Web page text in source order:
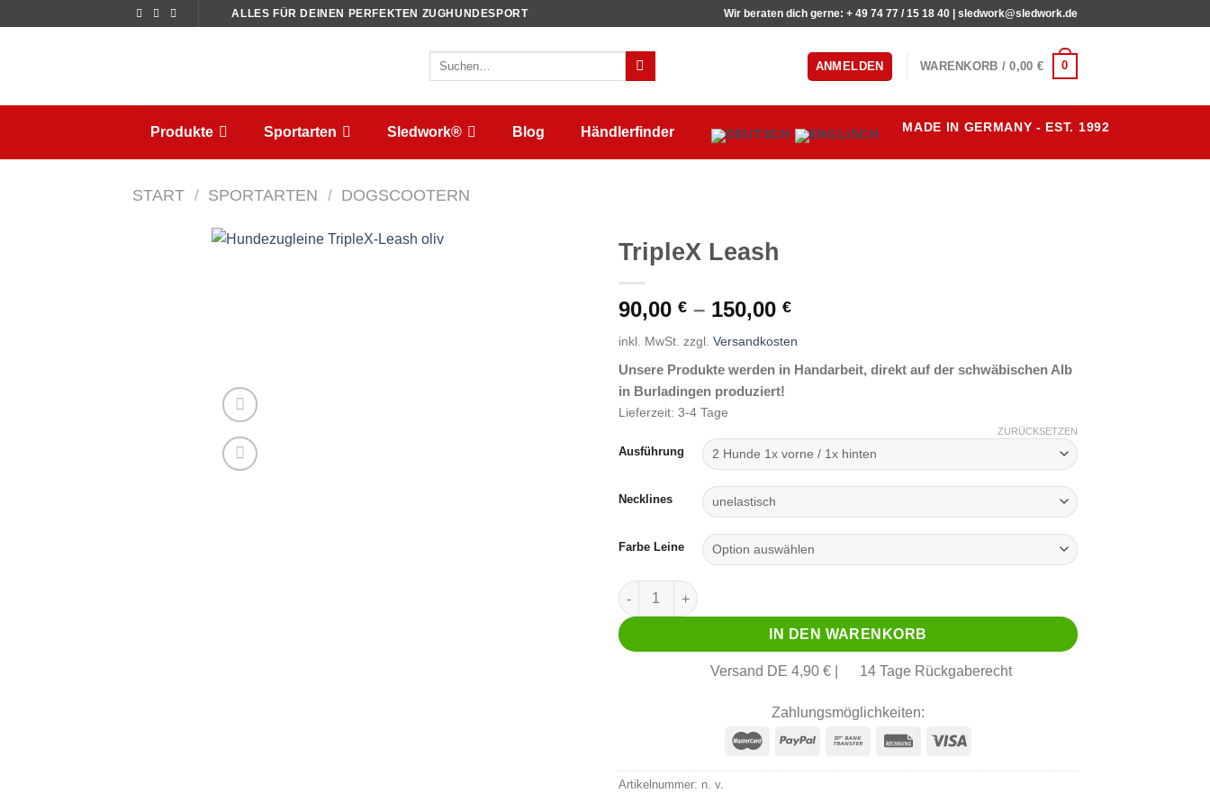
ALLES FÜR DEINEN PERFEKTEN ZUGHUNDESPORT Wir beraten dich gerne: + 49 74 77 / 15 18 40 | sledwork@sledwork.de
Suchen
ANMELDEN WARENKORB /0,00 € 0
Produkte Sportarten Sledwork® Blog Händlerfinder MADE IN GERMANY - EST. 1992
START / SPORTARTEN / DOGSCOOTERN
TripleX Leash
90,00 € – 150,00 €
inkl. MwSt. zzgl. Versandkosten
Unsere Produkte werden in Handarbeit, direkt auf der schwäbischen Alb
in Burladingen produziert!
Lieferzeit: 3-4 Tage
Ausführung
Necklines
Farbe Leine
ZURÜCKSETZEN
TripleX Leash Menge
IN DEN WARENKORB
Versand DE 4,90 € | 14 Tage Rückgaberecht
Zahlungsmöglichkeiten:
Artikelnummer: n. v.